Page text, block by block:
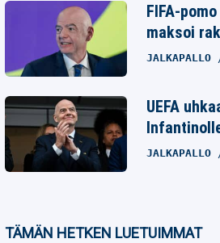
FIFA-
maksoi
JALKAPALLO
UEFA
JALKAPALLO
TÄMÄN HETKEN LUETUIMMAT